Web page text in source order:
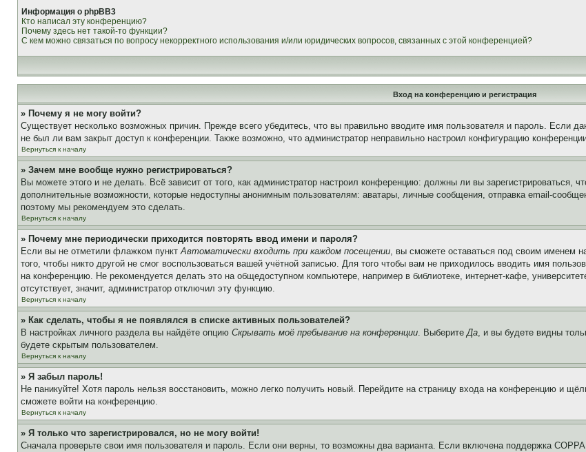
Информация о phpBB3
Кто написал эту конференцию?
Почему здесь нет такой-то функции?
С кем можно связаться по вопросу некорректного использования и/или юридических вопросов, связанных с этой конференцией?
Вход на конференцию и регистрация
» Почему я не могу войти?
Существует несколько возможных причин. Прежде всего убедитесь, что вы правильно вводите имя пользователя и пароль. Если
не был ли вам закрыт доступ к конференции. Также возможно, что администратор неправильно настроил конфигурацию
Вернуться к началу
» Зачем мне вообще нужно регистрироваться?
Вы можете этого и не делать. Всё зависит от того, как администратор настроил конференцию: должны ли вы зарегистрироваться,
дополнительные возможности, которые недоступны анонимным пользователям: аватары, личные сообщения, отправка email-
поэтому мы рекомендуем это сделать.
Вернуться к началу
» Почему мне периодически приходится повторять ввод имени и пароля?
Если вы не отметили флажком пунктАвтоматически входить при каждом посещении, вы сможете оставаться под своим именем
того, чтобы никто другой не смог воспользоваться вашей учётной записью. Для того чтобы вам не приходилось вводить имя
на конференцию. Не рекомендуется делать это на общедоступном компьютере, например в библиотеке, интернет-кафе,
отсутствует, значит, администратор отключил эту функцию.
Вернуться к началу
» Как сделать, чтобы я не появлялся в списке активных пользователей?
В настройках личного раздела вы найдёте опцию Скрывать моё пребывание на конференции. ВыберитеДа, и вы будете видны
будете скрытым пользователем.
Вернуться к началу
» Я забыл пароль!
Не паникуйте! Хотя пароль нельзя восстановить, можно легко получить новый. Перейдите на страницу входа на конференцию и
сможете войти на конференцию.
Вернуться к началу
» Я только что зарегистрировался, но не могу войти!
Сначала проверьте свои имя пользователя и пароль. Если они верны, то возможны два варианта. Если включена поддержка